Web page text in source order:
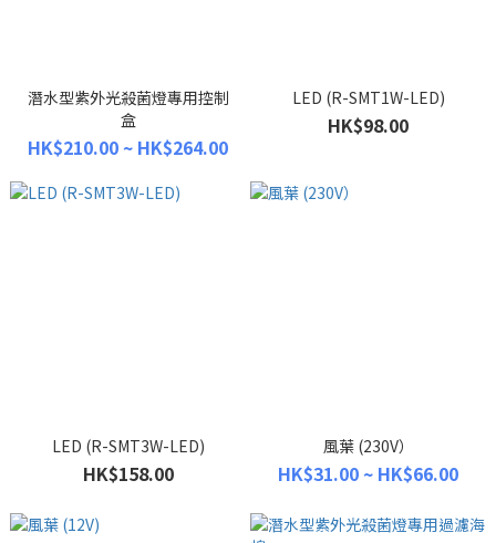
潛水型紫外光殺菌燈專用控制
盒
HK$210.00 ~ HK$264.00
LED (R-SMT1W-LED)
HK$98.00
LED (R-SMT3W-LED)
HK$158.00
風葉 (230V）
HK$31.00 ~ HK$66.00